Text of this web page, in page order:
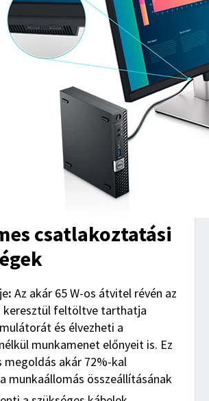
csatlakoztatási
: Az akár 65 W-os átvitel révén az
keresztül feltöltve tarthatja
és élvezheti a
munkamenet előnyeit is. Ez
megoldás akár 72%-kal
munkaállomás összeállításának